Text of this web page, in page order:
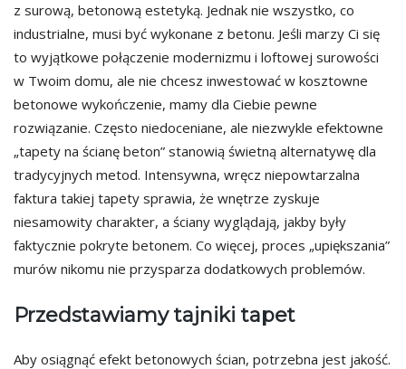
z surową, betonową estetyką. Jednak nie wszystko, co
industrialne, musi być wykonane z betonu. Jeśli marzy Ci się
to wyjątkowe połączenie modernizmu i loftowej surowości
w Twoim domu, ale nie chcesz inwestować w kosztowne
betonowe wykończenie, mamy dla Ciebie pewne
rozwiązanie. Często niedoceniane, ale niezwykle efektowne
„tapety na ścianę beton” stanowią świetną alternatywę dla
tradycyjnych metod. Intensywna, wręcz niepowtarzalna
faktura takiej tapety sprawia, że wnętrze zyskuje
niesamowity charakter, a ściany wyglądają, jakby były
faktycznie pokryte betonem. Co więcej, proces „upiększania”
murów nikomu nie przysparza dodatkowych problemów.
Przedstawiamy tajniki tapet
Aby osiągnąć efekt betonowych ścian, potrzebna jest jakość.